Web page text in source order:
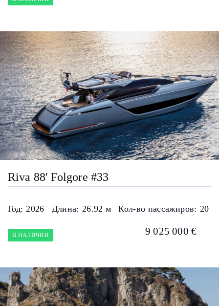
Riva 88' Folgore #33
Год: 2026 Длина: 26.92 м Кол-во пассажиров: 20
В НАЛИЧИИ 9 025 000 €